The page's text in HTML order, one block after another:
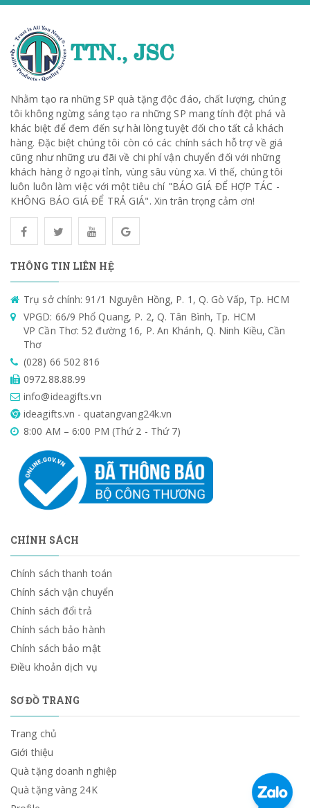
Nhằm tạo ra những SP quà tặng độc đáo, chất lượng, chúng
tôi không ngừng sáng tạo ra những SP mang tính đột phá và
khác biệt để đem đến sự hài lòng tuyệt đối cho tất cả khách
hàng. Đặc biệt chúng tôi còn có các chính sách hỗ trợ về giá
cũng như những ưu đãi về chi phí vận chuyển đối với những
khách hàng ở ngoại tỉnh, vùng sâu vùng xa. Vì thế, chúng tôi
luôn luôn làm việc với một tiêu chí "BÁO GIÁ ĐỂ HỢP TÁC -
KHÔNG BÁO GIÁ ĐỂ TRẢ GIÁ". Xin trân trọng cảm ơn!
THÔNG TIN LIÊN HỆ
Trụ sở chính: 91/1 Nguyên Hồng, P. 1, Q. Gò Vấp, Tp. HCM
VPGD: 66/9 Phổ Quang, P. 2, Q. Tân Bình, Tp. HCM
VP Cần Thơ: 52 đường 16, P. An Khánh, Q. Ninh Kiều, Cần
Thơ
(028) 66 502 816
0972.88.88.99
info@ideagifts.vn
ideagifts.vn - quatangvang24k.vn
8:00 AM – 6:00 PM (Thứ 2 - Thứ 7)
CHÍNH SÁCH
Chính sách thanh toán
Chính sách vận chuyển
Chính sách đổi trả
Chính sách bảo hành
Chính sách bảo mật
Điều khoản dịch vụ
SƠ ĐỒ TRANG
Trang chủ
Giới thiệu
Quà tặng doanh nghiệp
Quà tặng vàng 24K